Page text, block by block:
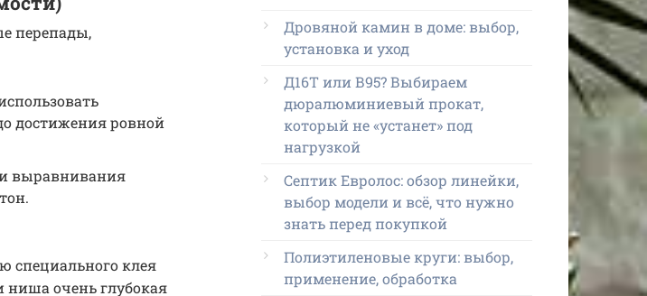
перепады,
достижения ровной
и выравнивания
специального клея
ниша очень глубокая
Дровяной камин в доме: выбор,
установка и уход
Д16Т или В95? Выбираем
дюралюминиевый прокат,
который не «устанет» под
нагрузкой
Септик Евролос: обзор линейки,
выбор модели и всё, что нужно
знать перед покупкой
Полиэтиленовые круги: выбор,
применение, обработка